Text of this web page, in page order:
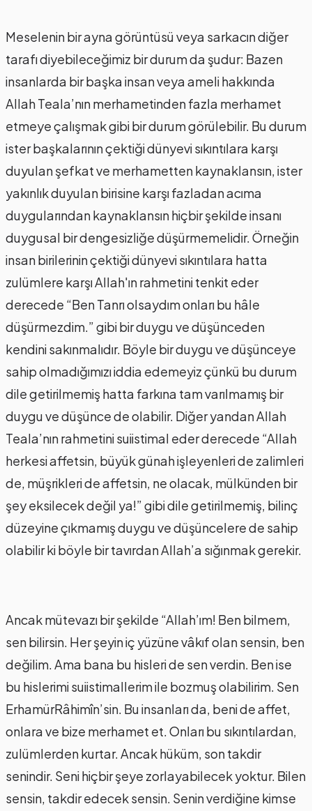
Meselenin bir ayna görüntüsü veya sarkacın diğer
tarafı diyebileceğimiz bir durum da şudur: Bazen
insanlarda bir başka insan veya ameli hakkında
Allah Teala’nın merhametinden fazla merhamet
etmeye çalışmak gibi bir durum görülebilir. Bu durum
ister başkalarının çektiği dünyevi sıkıntılara karşı
duyulan şefkat ve merhametten kaynaklansın, ister
yakınlık duyulan birisine karşı fazladan acıma
duygularından kaynaklansın hiçbir şekilde insanı
duygusal bir dengesizliğe düşürmemelidir. Örneğin
insan birilerinin çektiği dünyevi sıkıntılara hatta
zulümlere karşı Allah'ın rahmetini tenkit eder
derecede “Ben Tanrı olsaydım onları bu hâle
düşürmezdim.” gibi bir duygu ve düşünceden
kendini sakınmalıdır. Böyle bir duygu ve düşünceye
sahip olmadığımızı iddia edemeyiz çünkü bu durum
dile getirilmemiş hatta farkına tam varılmamış bir
duygu ve düşünce de olabilir. Diğer yandan Allah
Teala’nın rahmetini suiistimal eder derecede “Allah
herkesi affetsin, büyük günah işleyenleri de zalimleri
de, müşrikleri de affetsin, ne olacak, mülkünden bir
şey eksilecek değil ya!” gibi dile getirilmemiş, bilinç
düzeyine çıkmamış duygu ve düşüncelere de sahip
olabilir ki böyle bir tavırdan Allah’a sığınmak gerekir.
Ancak mütevazı bir şekilde “Allah’ım! Ben bilmem,
sen bilirsin. Her şeyin iç yüzüne vâkıf olan sensin, ben
değilim. Ama bana bu hisleri de sen verdin. Ben ise
bu hislerimi suiistimallerim ile bozmuş olabilirim. Sen
ErhamürRâhimîn’sin. Bu insanları da, beni de affet,
onlara ve bize merhamet et. Onları bu sıkıntılardan,
zulümlerden kurtar. Ancak hüküm, son takdir
senindir. Seni hiçbir şeye zorlayabilecek yoktur. Bilen
sensin, takdir edecek sensin. Senin verdiğine kimse